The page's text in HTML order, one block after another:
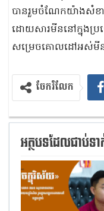
បានរួមចំណែកយ៉ាងសំខា
ដោយសារមីននៅក្នុងប្រ
សម្រេចគោលដៅអស់មី
ចែករំលែក
អត្ថបទដែលជាប់ទ